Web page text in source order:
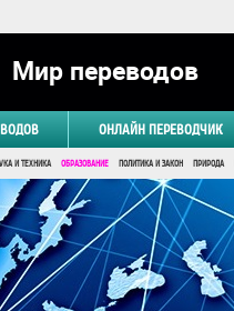
Мир переводов
ОНЛАЙН ПЕРЕВОДЧИК
И ТЕХНИКА ОБРАЗОВАНИЕ ПОЛИТИКА И ЗАКОН ПРИРОДА